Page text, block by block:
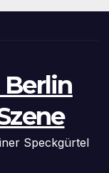
Berlin
Speckgürtel